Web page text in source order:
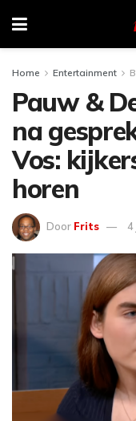
Home Entertainment
Pauw &
na
Vos:
horen
Door Frits 4